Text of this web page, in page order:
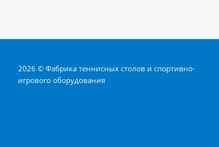
2026 © Фабрика теннисных столов и спортивно-
игрового оборудования